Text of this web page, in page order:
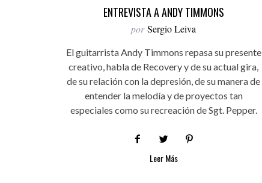
ENTREVISTA A ANDY TIMMONS
por Sergio Leiva
El guitarrista Andy Timmons repasa su presente
creativo, habla de Recovery y de su actual gira,
de su relación con la depresión, de su manera de
entender la melodía y de proyectos tan
especiales como su recreación de Sgt. Pepper.
Leer Más